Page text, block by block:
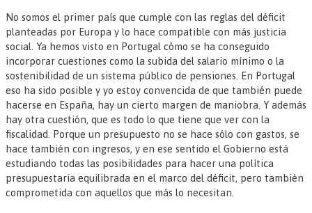
No somos el primer país que cumple con las reglas del déficit
planteadas por Europa y lo hace compatible con más justicia
social. Ya hemos visto en Portugal cómo se ha conseguido
incorporar cuestiones como la subida del salario mínimo o la
sostenibilidad de un sistema público de pensiones. En Portugal
eso ha sido posible y yo estoy convencida de que también puede
hacerse en España, hay un cierto margen de maniobra. Y además
hay otra cuestión, que es todo lo que tiene que ver con la
fiscalidad. Porque un presupuesto no se hace sólo con gastos, se
hace también con ingresos, y en ese sentido el Gobierno está
estudiando todas las posibilidades para hacer una política
presupuestaria equilibrada en el marco del déficit, pero también
comprometida con aquellos que más lo necesitan.